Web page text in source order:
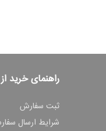
راهنمای خرید
ثبت سفارش
شرایط ارسال